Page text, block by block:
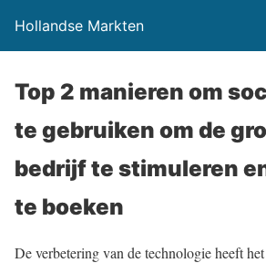
Hollandse Markten
Top 2 manieren om
te gebruiken om de
bedrijf te stimuleren
te boeken
De verbetering van de technologie heeft